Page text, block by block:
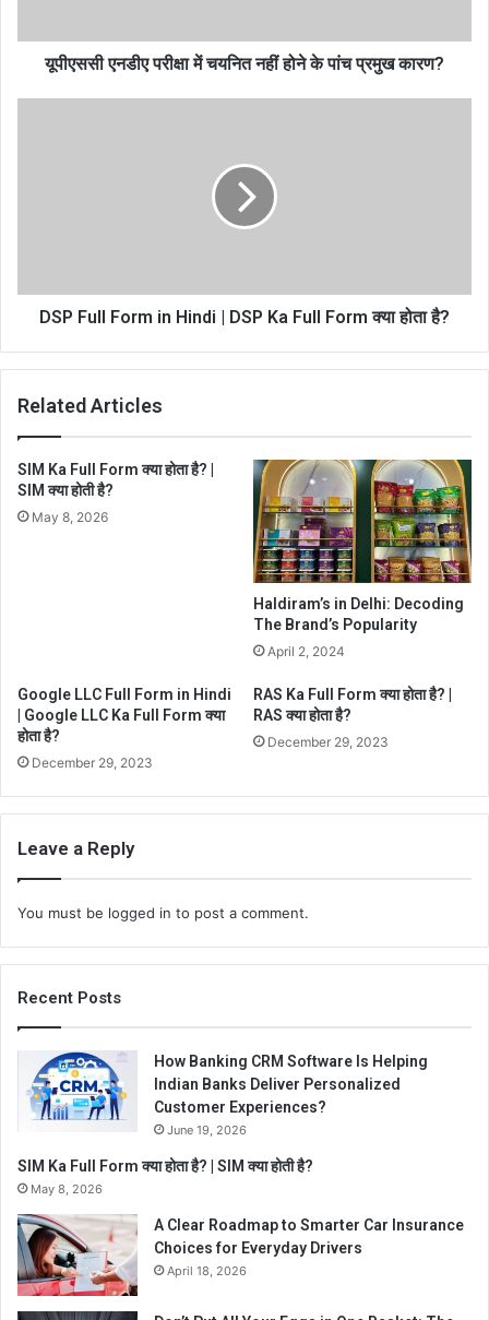
यूपीएससी एनडीए परीक्षा में चयनित नहीं होने के पांच प्रमुख कारण?
DSP Full Form in Hindi | DSP Ka Full Form क्या होता है?
Related Articles
SIM Ka Full Form क्या होता है? |
SIM क्या होती है?
May 8, 2026
Haldiram’s in Delhi: Decoding
The Brand’s Popularity
April 2, 2024
Google LLC Full Form in Hindi
| Google LLC Ka Full Form क्या
होता है?
December 29, 2023
RAS Ka Full Form क्या होता है? |
RAS क्या होता है?
December 29, 2023
Leave a Reply
You must be logged in to post a comment.
Recent Posts
How Banking CRM Software Is Helping
Indian Banks Deliver Personalized
Customer Experiences?
June 19, 2026
SIM Ka Full Form क्या होता है? | SIM क्या होती है?
May 8, 2026
A Clear Roadmap to Smarter Car Insurance
Choices for Everyday Drivers
April 18, 2026